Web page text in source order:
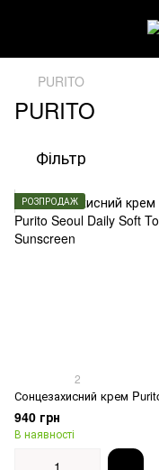
PURITO
PURITO
Фільтр
РОЗПРОДАЖ
2
940 грн
В наявності